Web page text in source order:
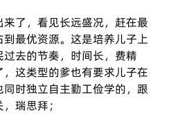
了，看见长远盛况，赶在最
最优资源。这是培养儿子上
去的节奏，时间长，费精
这类型的爹也有要求儿子在
时独立自主勤工俭学的，跟
瑞思拜；